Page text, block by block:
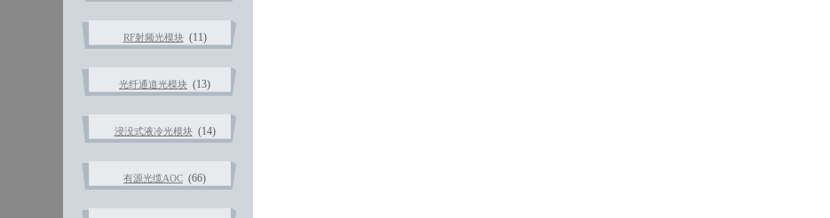
RF射频光模块(11)
光纤通道光模块 (13)
浸没式液冷光模块(14)
有源光缆AOC (66)